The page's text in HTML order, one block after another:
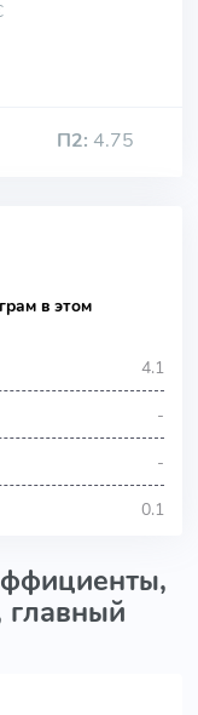
П2: 4.75
в этом
4.1
-
-
0.1
главный